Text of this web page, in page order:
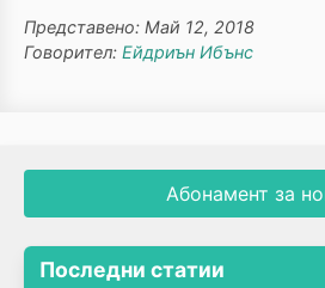
Представено: Май 12, 2018
Говорител: Ейдриън Ибънс
Абонамент за
Последни статии